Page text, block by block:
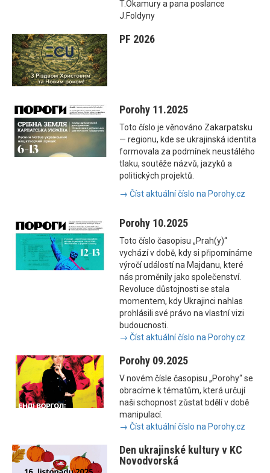
T.Okamury a pana poslance
J.Foldyny
PF 2026
Porohy 11.2025
Toto číslo je věnováno Zakarpatsku
— regionu, kde se ukrajinská identita
formovala za podmínek neustálého
tlaku, soutěže názvů, jazyků a
politických projektů.
→ Číst aktuální číslo na Porohy.cz
Porohy 10.2025
Toto číslo časopisu „Prah(y)“
vychází v době, kdy si připomínáme
výročí událostí na Majdanu, které
nás proměnily jako společenství.
Revoluce důstojnosti se stala
momentem, kdy Ukrajinci nahlas
prohlásili své právo na vlastní vizi
budoucnosti.
→ Číst aktuální číslo na Porohy.cz
Porohy 09.2025
V novém čísle časopisu „Porohy“ se
obracíme k tématům, která určují
naši schopnost zůstat bdělí v době
manipulací.
→ Číst aktuální číslo na Porohy.cz
Den ukrajinské kultury v KC
Novodvorská